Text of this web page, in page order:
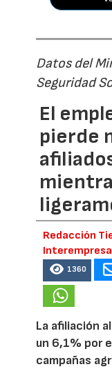
Datos del
Seguridad
El
pierde
Redacción
1360
La afiliación
un 6,1% por
campañas